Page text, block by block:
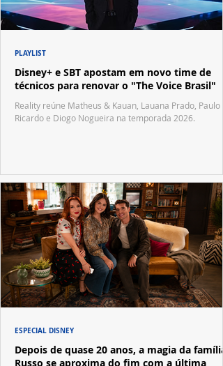
Disney+ e SBT apostam em novo time de
técnicos para renovar o "The Voice Brasil"
Reality reúne Matheus & Kauan, Lauana Prado, Paulo
Ricardo e Diogo Nogueira na temporada 2026.
PLAYLIST
Depois de quase 20 anos, a magia da família
Russo se aproxima do fim com a última
ESPECIAL DISNEY